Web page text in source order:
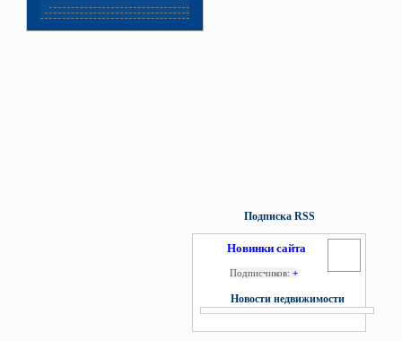
Подписка RSS
Новинки сайта
Подписчиков: +
Новости недвижимости